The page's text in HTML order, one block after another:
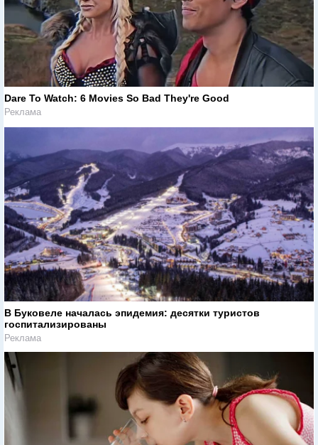
Dare To Watch: 6 Movies So Bad They're Good
Реклама
В Буковеле началась эпидемия: десятки туристов
госпитализированы
Реклама